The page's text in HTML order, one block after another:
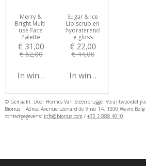
Merry &
Bright Multi-
use Face
Palette
€ 31,00
€ 62,00
In winkelwagen
Sugar & Ice
Lip scrub en
hydraterend
e gloss
€ 22,00
€ 44,00
In winkelwagen
© Gemaakt Door Hermes Van Steenbrugge
Biorius | Adres: Avenue Léonard de Vinci 14, 1300 Wavre
contactgegevens: info@biorius.com / +32 2 888 4010